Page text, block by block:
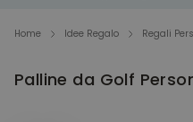
Home Idee Regalo Regali
Palline da Golf